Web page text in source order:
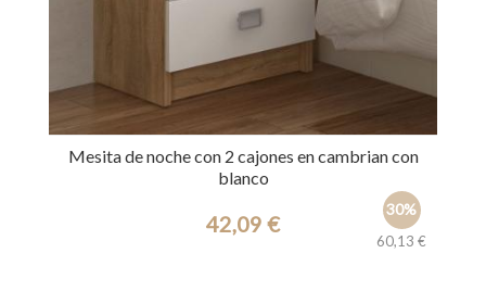
Mesita de noche con 2 cajones en cambrian con
blanco
30%
60,13 €
42,09 €